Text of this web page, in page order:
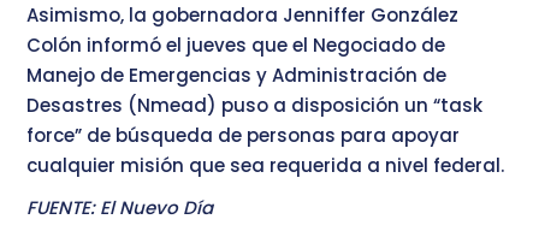
Asimismo, la gobernadora Jenniffer González
Colón informó el jueves que el Negociado de
Manejo de Emergencias y Administración de
Desastres (Nmead) puso a disposición un “task
force” de búsqueda de personas para apoyar
cualquier misión que sea requerida a nivel federal.
FUENTE: El Nuevo Día